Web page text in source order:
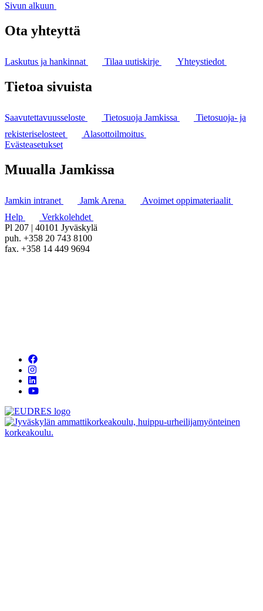
Sivun alkuun
Ota yhteyttä
Laskutus ja hankinnat Tilaa uutiskirje Yhteystiedot
Tietoa sivuista
Saavutettavuusseloste Tietosuoja Jamkissa
Tietosuoja- ja
rekisteriselosteet
Alasottoilmoitus
Evästeasetukset
Muualla Jamkissa
Jamkin intranet Jamk Arena
Avoimet oppimateriaalit
Help
Verkkolehdet
Pl 207 | 40101 Jyväskylä
puh. +358 20 743 8100
fax. +358 14 449 9694